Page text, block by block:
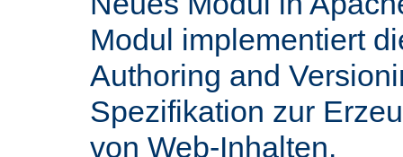
Modul implementiert
Authoring and
Spezifikation zur
von Web-Inhalten.